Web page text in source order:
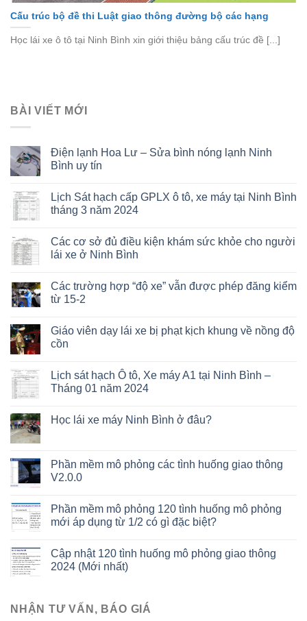
Cấu trúc bộ đề thi Luật giao thông đường bộ các hạng
Học lái xe ô tô tại Ninh Bình xin giới thiệu bảng cấu trúc đề [...]
BÀI VIẾT MỚI
Điện lạnh Hoa Lư – Sửa bình nóng lạnh Ninh
Bình uy tín
Lịch Sát hạch cấp GPLX ô tô, xe máy tại Ninh Bình
tháng 3 năm 2024
Các cơ sở đủ điều kiện khám sức khỏe cho người
lái xe ở Ninh Bình
Các trường hợp “độ xe” vẫn được phép đăng kiểm
từ 15-2
Giáo viên dạy lái xe bị phạt kịch khung về nồng độ
cồn
Lịch sát hạch Ô tô, Xe máy A1 tại Ninh Bình –
Tháng 01 năm 2024
Học lái xe máy Ninh Bình ở đâu?
Phần mềm mô phỏng các tình huống giao thông
V2.0.0
Phần mềm mô phỏng 120 tình huống mô phỏng
mới áp dụng từ 1/2 có gì đặc biệt?
Cập nhật 120 tình huống mô phỏng giao thông
2024 (Mới nhất)
NHẬN TƯ VẤN, BÁO GIÁ